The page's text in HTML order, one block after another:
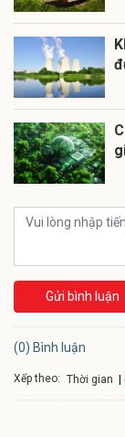
Gửi bình luận
(0) Bình luận
Xếp theo: Thời gian